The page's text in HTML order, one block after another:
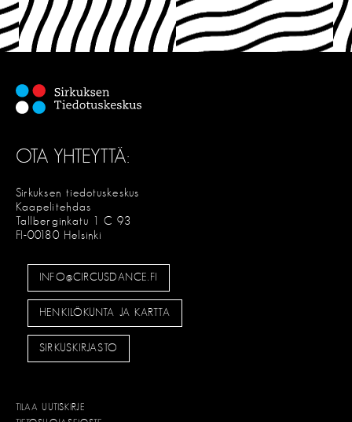
OTA YHTEYTTÄ:
Sirkuksen tiedotuskeskus
Kaapelitehdas
Tallberginkatu 1 C 93
FI-00180 Helsinki
INFO@CIRCUSDANCE.FI
HENKILÖKUNTA JA KARTTA
SIRKUSKIRJASTO
TILAA UUTISKIRJE